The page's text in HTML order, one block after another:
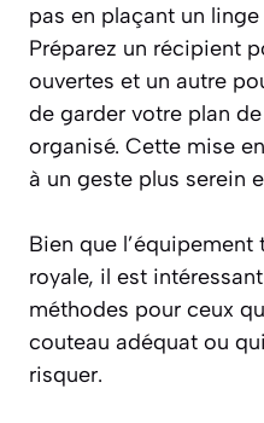
pas en plaçant un
Préparez un récipient
ouvertes et un autre
de garder votre plan
organisé. Cette mise
à un geste plus serein
Bien que
royale, il est
méthodes pour ceux
couteau adéquat ou
risquer.